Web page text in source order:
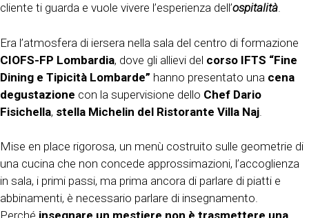
cliente ti guarda e vuole vivere l’esperienza dell’ospitalità.
Era l’atmosfera di iersera nella sala del centro di formazione
CIOFS-FP Lombardia, dove gli allievi del corso IFTS “Fine
Dining e Tipicità Lombarde” hanno presentato una cena
degustazione con la supervisione dello Chef Dario
Fisichella, stella Michelin del Ristorante Villa Naj
Mise en place rigorosa, un menù costruito sulle geometrie di
una cucina che non concede approssimazioni, l’accoglienza
in sala, i primi passi, ma prima ancora di parlare di piatti e
abbinamenti, è necessario parlare di insegnamento.
Perché insegnare un mestiere non è trasmettere una